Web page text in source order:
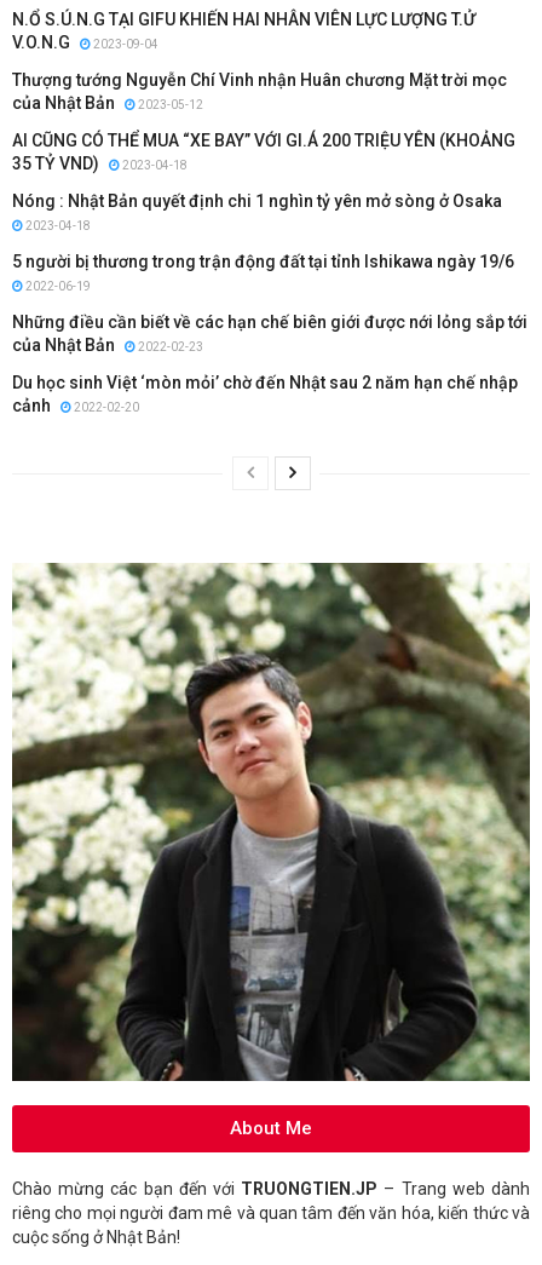
N.Ổ S.Ú.N.G TẠI GIFU KHIẾN HAI NHÂN VIÊN LỰC LƯỢNG T.Ử
V.O.N.G
2023-09-04
Thượng tướng Nguyễn Chí Vinh nhận Huân chương Mặt trời mọc
của Nhật Bản
2023-05-12
AI CŨNG CÓ THỂ MUA “XE BAY” VỚI GI.Á 200 TRIỆU YÊN (KHOẢNG
35 TỶ VND)
2023-04-18
Nóng : Nhật Bản quyết định chi 1 nghìn tỷ yên mở sòng ở Osaka
2023-04-18
5 người bị thương trong trận động đất tại tỉnh Ishikawa ngày 19/6
2022-06-19
Những điều cần biết về các hạn chế biên giới được nới lỏng sắp tới
của Nhật Bản
2022-02-23
Du học sinh Việt ‘mòn mỏi’ chờ đến Nhật sau 2 năm hạn chế nhập
cảnh
2022-02-20
About Me
Chào mừng các bạn đến với TRUONGTIEN.JP – Trang web dành
riêng cho mọi người đam mê và quan tâm đến văn hóa, kiến thức và
cuộc sống ở Nhật Bản!